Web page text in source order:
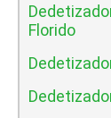
Florido